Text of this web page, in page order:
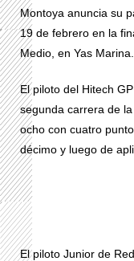
Montoya anuncia su
19 de febrero en la
Medio, en Yas Marina.
El piloto del Hitech
segunda carrera de
ocho con cuatro
décimo y luego de
El piloto Junior de